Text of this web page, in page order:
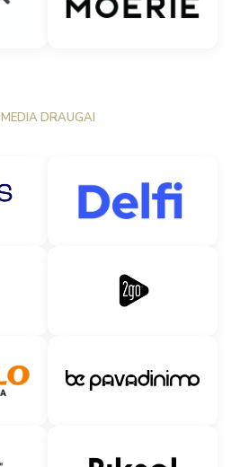
MEDIA DRAUGAI